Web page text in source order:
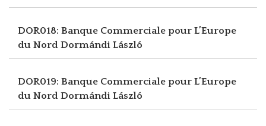
DOR018: Banque Commerciale pour L’Europe
du Nord Dormándi László
DOR019: Banque Commerciale pour L’Europe
du Nord Dormándi László